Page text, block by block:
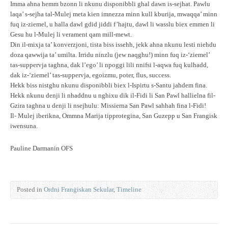
Imma ahna hemm bzonn li nkunu disponibbli ghal dawn is-sejhat. Pawlu
laqa’ s-sejha tal-Mulej meta kien imnezza minn kull kburija, mwaqqa’ minn
fuq iz-ziemel, u halla dawl gdid jiddi f’hajtu, dawl li wasslu biex emmen li
Gesu hu l-Mulej li verament qam mill-mewt.
Din il-mixja ta’ konverzjoni, tista biss issehh, jekk ahna nkunu lesti niehdu
doza qawwija ta’ umilta. Irridu ninzlu (jew naqghu!) minn fuq iz-‘ziemel’
tas-suppervja taghna, dak l’ego’ li npoggi lili nnifsi l-aqwa fuq kulhadd,
dak iz-‘ziemel’ tas-suppervja, egoizmu, poter, flus, success.
Hekk biss nistghu nkunu disponibbli biex l-Ispirtu s-Santu jahdem fina.
Hekk nkunu denji li nhaddnu u nghixu dik il-Fidi li San Pawl hallielna fil-
Gzira taghna u denji li nsejhulu: Missierna San Pawl sahhah fina l-Fidi!
Il- Mulej iberikna, Ommna Marija tipprotegina, San Guzepp u San Frangisk
iwensuna.
Pauline Darmanin OFS
Posted in Ordni Franġiskan Sekular,Timeline